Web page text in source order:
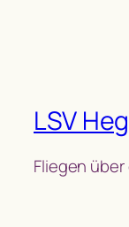
LSV
Fliegen